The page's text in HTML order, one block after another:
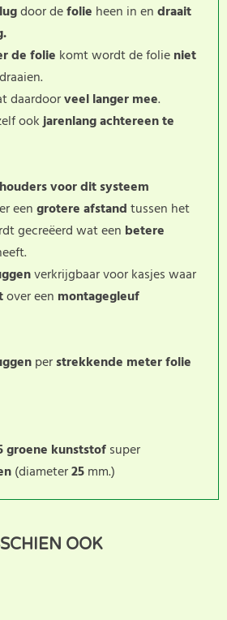
door defolie heen in endraait
de folie komt wordt de folieniet
daardoorveel langer mee.
ookjarenlang achtereen te
voor dit systeem
eengrotere afstandtussen het
gecreëerd wat een betere
verkrijgbaar voor kasjes waar
over een montagegleuf
perstrekkende meter folie
groene kunststofsuper
(diameter25mm.)
SCHRIJF BEOORDELING
geen
door uw ervaring te delen.
OOK